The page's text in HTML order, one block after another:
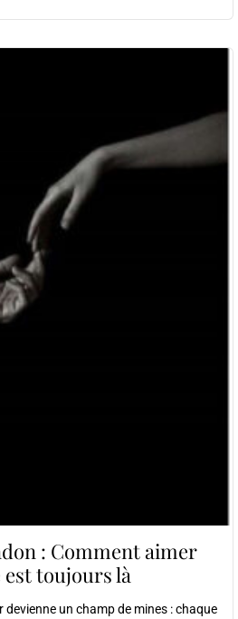
: Comment aimer
est toujours là
devienne un champ de mines : chaque